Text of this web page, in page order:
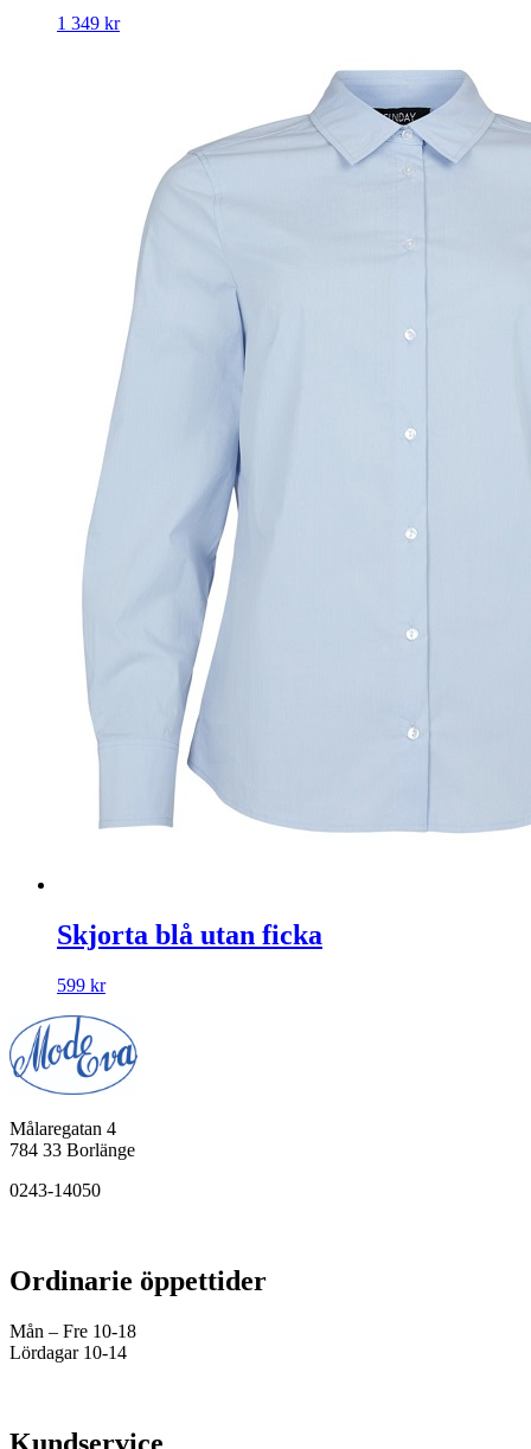
1 349 kr
Skjorta blå utan ficka
599 kr
Målaregatan 4
784 33 Borlänge
0243-14050
Ordinarie öppettider
Mån – Fre 10-18
Lördagar 10-14
Kundservice